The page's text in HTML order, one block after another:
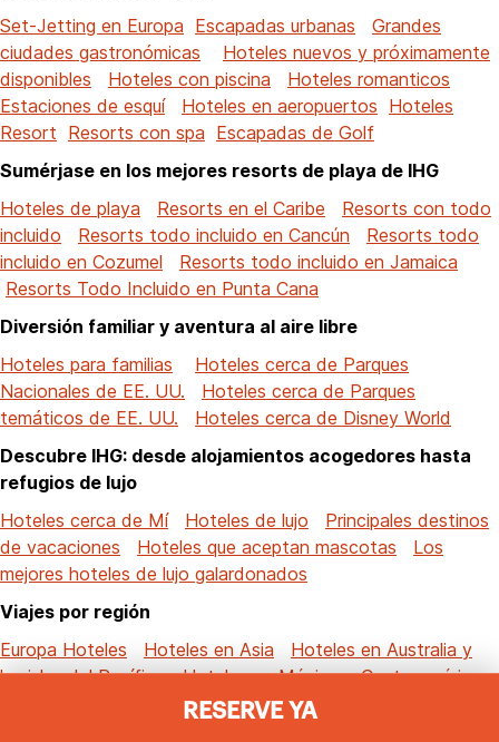
RESERVE YA
Set-Jetting en Europa Escapadas urbanas
Grandes
ciudades gastronómicas
Hoteles nuevos y próximamente
disponibles
Hoteles con piscina
Hoteles romanticos
Estaciones de esquí
Hoteles en aeropuertos Hoteles
Resort Resorts con spa Escapadas de Golf
Sumérjase en los mejores resorts de playa de IHG
Hoteles de playa
Resorts en el Caribe
Resorts con todo
incluido
Resorts todo incluido en Cancún
Resorts todo
incluido en Cozumel
Resorts todo incluido en Jamaica
Resorts Todo Incluido en Punta Cana
Diversión familiar y aventura al aire libre
Hoteles para familias
Hoteles cerca de Parques
Nacionales de EE. UU.
Hoteles cerca de Parques
temáticos de EE. UU.
Hoteles cerca de Disney World
Descubre IHG: desde alojamientos acogedores hasta
refugios de lujo
Hoteles cerca de Mí
Hoteles de lujo
Principales destinos
de vacaciones
Hoteles que aceptan mascotas
Los
mejores hoteles de lujo galardonados
Viajes por región
Europa Hoteles
Hoteles en Asia
Hoteles en Australia y
las islas del Pacífico
Hoteles en México y Centroamérica
Hoteles en América del Sur
Hoteles en Oriente Medio